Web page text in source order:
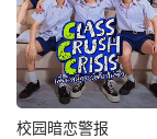
校园暗恋警报